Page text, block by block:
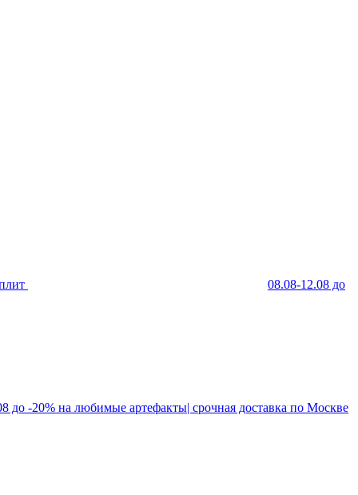
08.08-12.08 до
до -20% на любимые артефакты| срочная доставка по Москве